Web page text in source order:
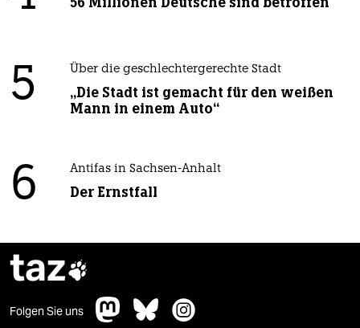
5 Über die geschlechtergerechte Stadt
„Die Stadt ist gemacht für den weißen
Mann in einem Auto“
6 Antifas in Sachsen-Anhalt
Der Ernstfall
taz
Folgen Sie uns